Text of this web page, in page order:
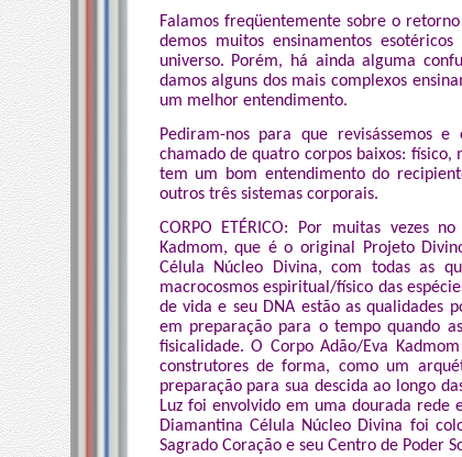
Falamos freqüentemente sobre o
demos muitos ensinamentos
universo. Porém, há ainda alguma
damos alguns dos mais complexos
um melhor entendimento.
Pediram-nos para que revisássemos
chamado de quatro corpos baixos:
tem um bom entendimento do
outros três sistemas corporais.
CORPO ETÉRICO: Por muitas vezes
Kadmom, que é o original Projeto
Célula Núcleo Divina, com todas as
macrocosmos espiritual/físico das
de vida e seu DNA estão as qualidades
em preparação para o tempo quando
fisicalidade. O Corpo Adão/Eva
construtores de forma, como um
preparação para sua descida ao longo
Luz foi envolvido em uma dourada rede
Diamantina Célula Núcleo Divina foi
Sagrado Coração e seu Centro de Poder